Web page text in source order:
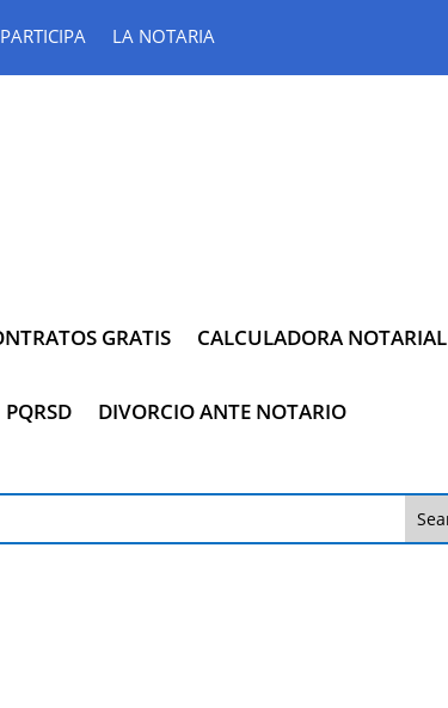
PARTICIPA LA NOTARIA
GRATIS CALCULADORA NOTARIAL
PQRSD DIVORCIO ANTE NOTARIO